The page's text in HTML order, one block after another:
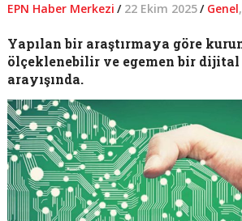
EPN Haber Merkezi / 22 Ekim 2025/ Genel,
Yapılan bir araştırmaya göre
ölçeklenebilir ve egemen bir
arayışında.